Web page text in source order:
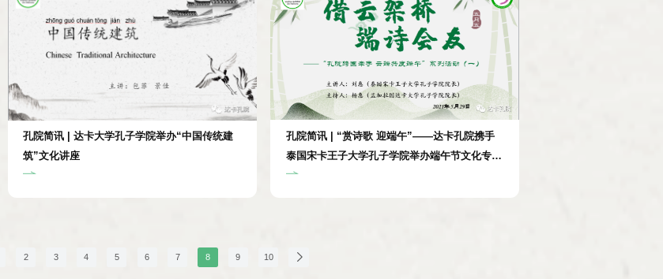
孔院简讯 | 达卡大学孔子学院举办“中国传统建
筑”文化讲座
孔院简讯 | “赏诗歌 迎端午”——达卡孔院携手
泰国宋卡王子大学孔子学院举办端午节文化专题
讲座
2 3 4 5 6 7 8 9 10